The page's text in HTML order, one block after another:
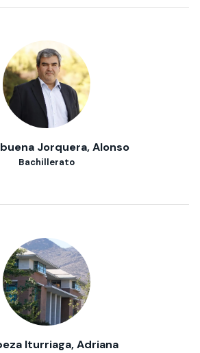
Jorquera, Alonso
Bachillerato
Iturriaga, Adriana